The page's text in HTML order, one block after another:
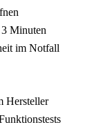
Minuten
im Notfall
Hersteller